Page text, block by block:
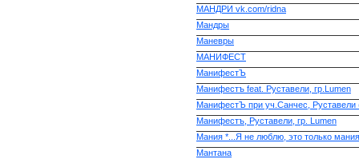
МАНДРИ vk.com/ridna
Мандры
Маневры
МАНИФЕСТ
МанифестЪ
Манифестъ feat. Руставели, гр.Lumen
МанифестЪ при уч.Санчес, Руставели
Манифестъ, Руставели, гр. Lumen
Мания *...Я не люблю, это только
Мантана